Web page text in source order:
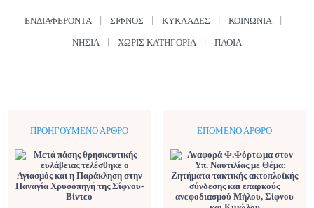
ΕΝΔΙΑΦΈΡΟΝΤΑ ΣΊΦΝΟΣ ΚΥΚΛΆΔΕΣ ΚΟΙΝΩΝΊΑ
ΝΗΣΙΆ ΧΩΡΊΣ ΚΑΤΗΓΟΡΊΑ ΠΛΟΊΑ
ΠΡΟΗΓΟΎΜΕΝΟ ΆΡΘΡΟ ΕΠΌΜΕΝΟ ΆΡΘΡΟ